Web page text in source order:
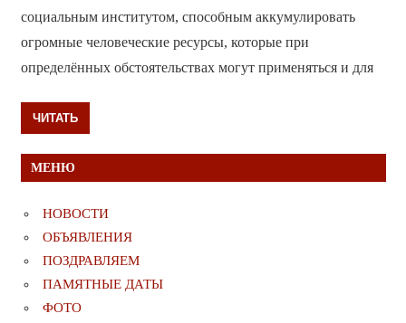
социальным институтом, способным аккумулировать
огромные человеческие ресурсы, которые при
определённых обстоятельствах могут применяться и для
ЧИТАТЬ
МЕНЮ
НОВОСТИ
ОБЪЯВЛЕНИЯ
ПОЗДРАВЛЯЕМ
ПАМЯТНЫЕ ДАТЫ
ФОТО